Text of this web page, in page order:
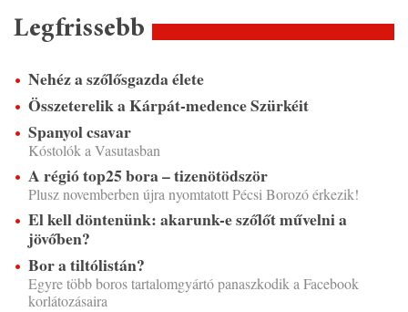
Legfrissebb
Nehéz a szőlősgazda élete
Összeterelik a Kárpát-medence Szürkéit
Spanyol csavar
Kóstolók a Vasutasban
A régió top25 bora – tizenötödször
Plusz novemberben újra nyomtatott Pécsi Borozó érkezik!
El kell döntenünk: akarunk-e szőlőt művelni a
jövőben?
Bor a tiltólistán?
Egyre több boros tartalomgyártó panaszkodik a Facebook
korlátozásaira